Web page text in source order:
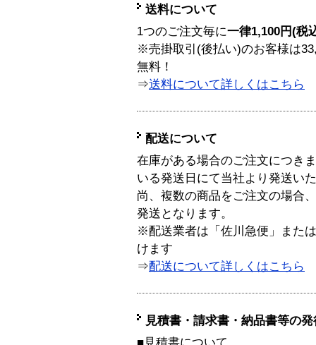
送料について
1つのご注文毎に一律1,100円(税
※売掛取引(後払い)のお客様は
無料！
⇒送料について詳しくはこちら
配送について
在庫がある場合のご注文につき
いる発送日にて当社より発送い
尚、複数の商品をご注文の場合
発送となります。
※配送業者は「佐川急便」また
けます
⇒配送について詳しくはこちら
見積書・請求書・納品書等の